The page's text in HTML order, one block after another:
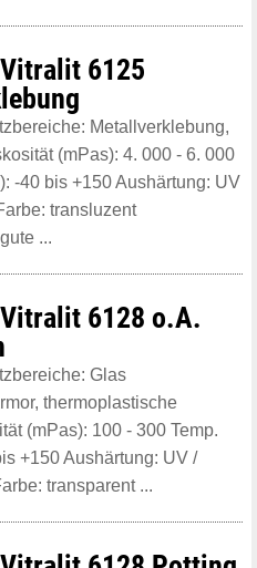
6125
Metallverklebung,
(mPas): 4. 000 - 6. 000
-40 bis +150 Aushärtung: UV
transluzent
...
Vitralit 6128 o.A.
Glas
thermoplastische
(mPas): 100 - 300 Temp.
+150 Aushärtung: UV /
transparent ...